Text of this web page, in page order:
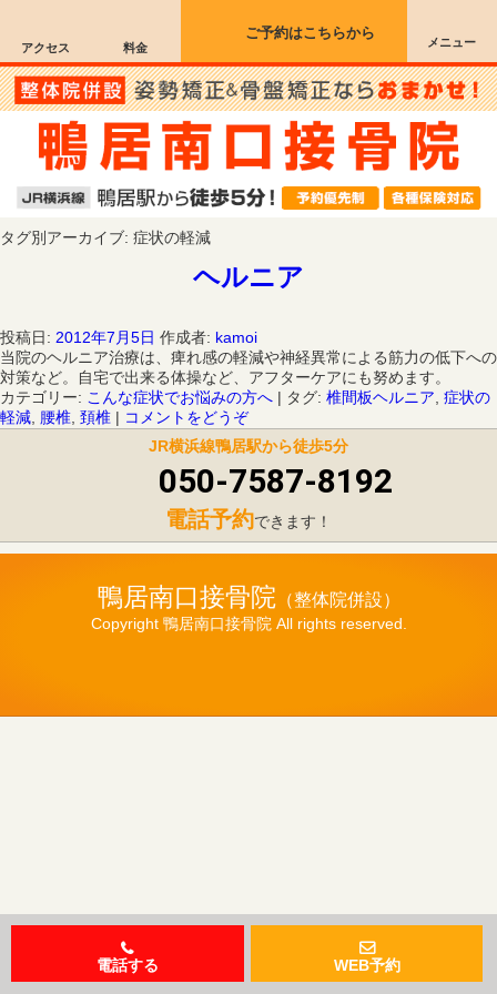
アクセス 料金
ご予約はこちらから
メニュー
タグ別アーカイブ: 症状の軽減
ヘルニア
投稿日: 2012年7月5日 作成者: kamoi
当院のヘルニア治療は、痺れ感の軽減や神経異常による筋力の低下への
対策など。自宅で出来る体操など、アフターケアにも努めます。
カテゴリー: こんな症状でお悩みの方へ | タグ: 椎間板ヘルニア 症状の
軽減 腰椎 頚椎 | コメントをどうぞ
JR横浜線鴨居駅から徒歩5分
050-7587-8192
電話予約できます！
鴨居南口接骨院
Copyright 鴨居南口接骨院 All rights reserved.
電話する WEB予約